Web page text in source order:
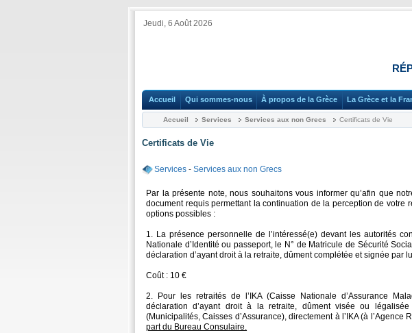
Jeudi, 6 Août 2026
Accueil Qui sommes-nous À propos de la Grèce La Grèce et la
Accueil Services Services aux non Grecs Certificats de Vie
Certificats de Vie
Services - Services aux non Grecs
Par la présente note, nous souhaitons vous informer qu’afin que
document requis permettant la continuation de la perception de votre
options possibles :
1. La présence personnelle de l’intéressé(e) devant les autorités
Nationale d’Identité ou passeport, le N° de Matricule de Sécurité
déclaration d’ayant droit à la retraite, dûment complétée et signée par
Coût : 10 €
2. Pour les retraités de l’IKA (Caisse Nationale d’Assurance
déclaration d’ayant droit à la retraite, dûment visée ou
(Municipalités, Caisses d’Assurance), directement à l’IKA (à l’Agence
part du Bureau Consulaire.